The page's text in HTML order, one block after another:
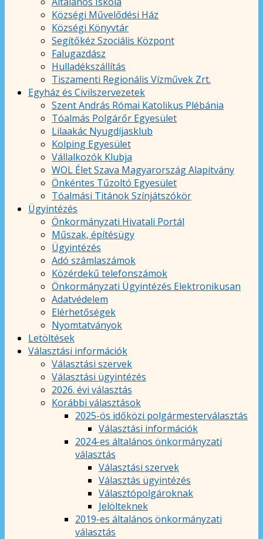
Községi Művelődési Ház
Községi Könyvtár
Segítőkéz Szociális Központ
Falugazdász
Hulladékszállítás
Tiszamenti Regionális Vízművek Zrt.
Egyház és Civilszervezetek
Szent András Római Katolikus Plébánia
Tóalmás Polgárőr Egyesület
Lilaakác Nyugdíjasklub
Kolping Egyesület
Vállalkozók Klubja
WOL Élet Szava Magyarország Alapítvány
Önkéntes Tűzoltó Egyesület
Tóalmási Titánok Színjátszókör
Ügyintézés
Önkormányzati Hivatali Portál
Műszak, építésügy
Ügyintézés
Adó számlaszámok
Közérdekű telefonszámok
Önkormányzati Ügyintézés Elektronikusan
Adatvédelem
Elérhetőségek
Nyomtatványok
Letöltések
Választási információk
Választási szervek
Választási ügyintézés
2026. évi választás
Korábbi választások
2025-ös időközi polgármesterválasztás
Választási információk
2024-es általános önkormányzati
választás
Választási szervek
Választás ügyintézés
Választópolgároknak
Jelölteknek
2019-es általános önkormányzati
választás